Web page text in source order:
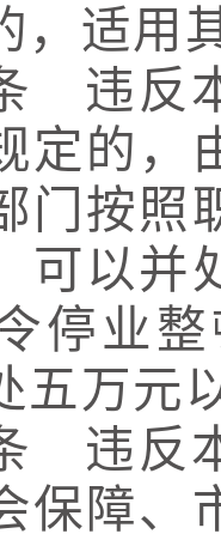
，适用
违反
定的，
门按照
可以并
停业
五万元
违反
保障、